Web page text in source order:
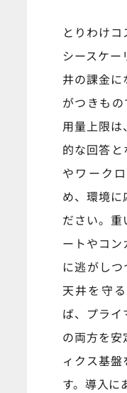
とりわけ
シースケ
井の課金
がつきも
用量上限
的な回答
やワーク
め、環境に
ださい。
ートやコ
に逃がし
天井を守
ば、プライ
の両方を
ィクス基
す。導入に